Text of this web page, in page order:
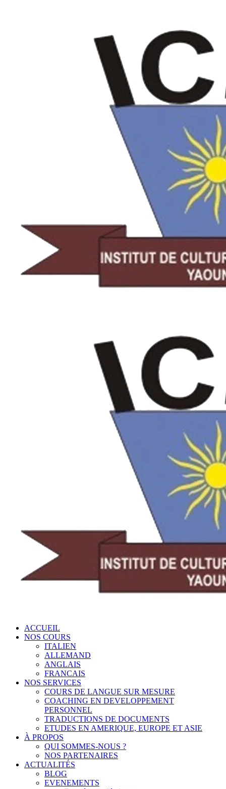
ACCUEIL
NOS COURS
ITALIEN
ALLEMAND
ANGLAIS
FRANCAIS
NOS SERVICES
COURS DE LANGUE SUR MESURE
COACHING EN DEVELOPPEMENT
PERSONNEL
TRADUCTIONS DE DOCUMENTS
ETUDES EN AMERIQUE, EUROPE ET ASIE
À PROPOS
QUI SOMMES-NOUS ?
NOS PARTENAIRES
ACTUALITÉS
BLOG
EVENEMENTS